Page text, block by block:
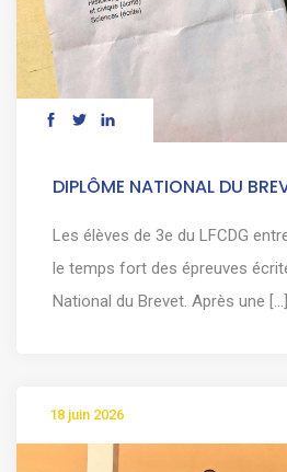
DIPLÔME NATIONAL DU
Les élèves de 3e du LFCDG
le temps fort des épreuves
National du Brevet. Après une [...]
18 juin 2026